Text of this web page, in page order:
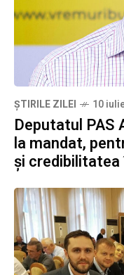
ȘTIRILE ZILEI 10
Deputatul PAS
la mandat,
și credibilitatea